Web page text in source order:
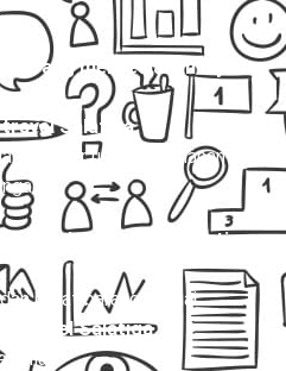
menyediakan layanan
travel Salatiga
charter untuk perjalanan
dalam travel Salatiga
berat barang sesuai
travel Salatiga
kilat.